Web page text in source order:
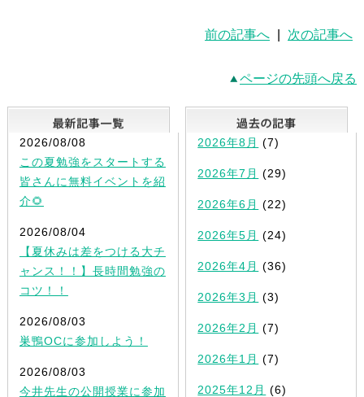
前の記事へ 次の記事へ
ページの先頭へ戻る
最新記事一覧
2026/08/08
この夏勉強をスタートする
皆さんに無料イベントを紹
介🌻
2026/08/04
【夏休みは差をつける大チ
ャンス！！】長時間勉強の
コツ！！
2026/08/03
巣鴨OCに参加しよう！
2026/08/03
今井先生の公開授業に参加
2026年8月 (7)
2026年7月 (29)
2026年6月 (22)
2026年5月 (24)
2026年4月 (36)
2026年3月 (3)
2026年2月 (7)
2026年1月 (7)
2025年12月 (6)